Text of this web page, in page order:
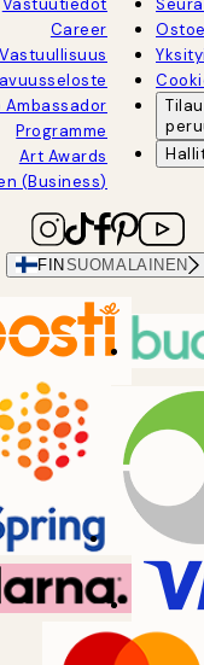
Career
Vastuullisuus
Ambassador
Programme
Art Awards
(Business)
FIN SUOMALAINEN